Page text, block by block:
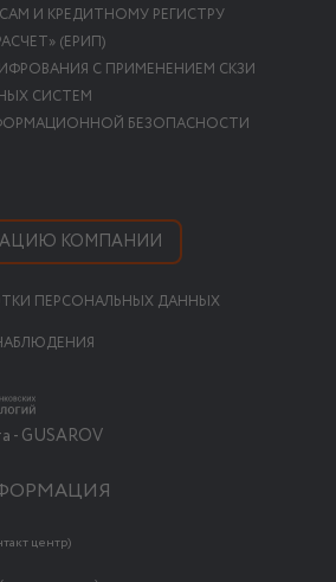
И КРЕДИТНОМУ РЕГИСТРУ
(ЕРИП)
С ПРИМЕНЕНИЕМ СКЗИ
СИСТЕМ
БЕЗОПАСНОСТИ
КОМПАНИИ
ПЕРСОНАЛЬНЫХ ДАННЫХ
- GUSAROV
центр)